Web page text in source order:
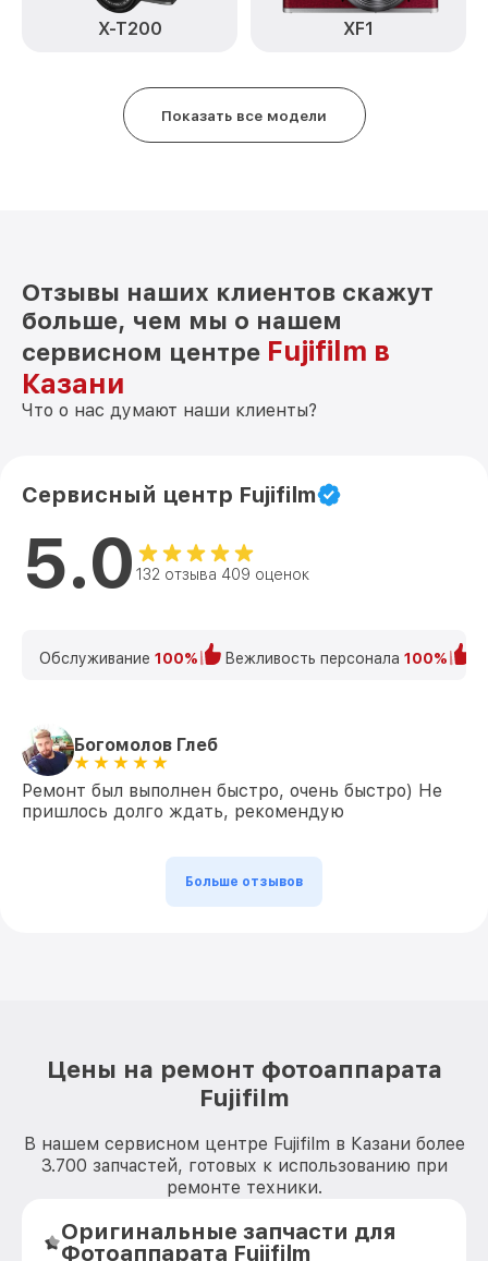
X-T200 XF1
Показать все модели
Отзывы наших клиентов скажут
больше, чем мы о нашем
сервисном центре Fujifilm в
Казани
Что о нас думают наши клиенты?
Сервисный центр Fujifilm
5.0 132 отзыва 409 оценок
Обслуживание 100% Вежливость персонала 100%
Богомолов Глеб
Ремонт был выполнен быстро, очень быстро) Не
пришлось долго ждать, рекомендую
Больше отзывов
Цены на ремонт фотоаппарата
Fujifilm
В нашем сервисном центре Fujifilm в Казани более
3.700 запчастей, готовых к использованию при
ремонте техники.
Оригинальные запчасти для
Фотоаппарата Fujifilm